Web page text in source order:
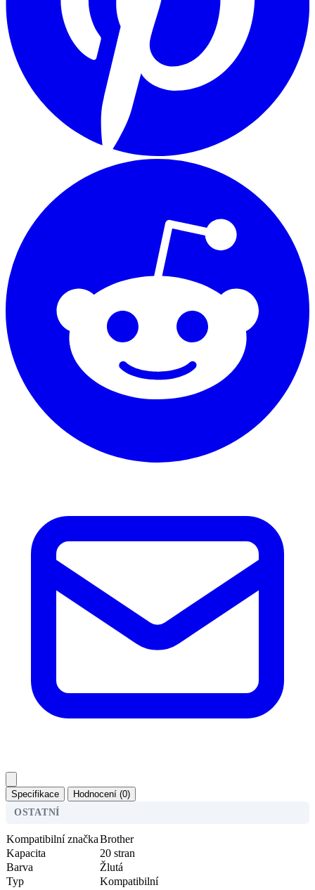
Specifikace
Hodnocení (0)
OSTATNÍ
Kompatibilní značkaBrother
Kapacita
20 stran
Barva
Žlutá
Typ
Kompatibilní